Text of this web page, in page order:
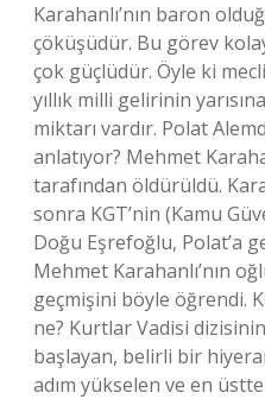
Karahanlı’nın baron
çöküşüdür. Bu görev
çok güçlüdür. Öyle ki
yıllık milli gelirinin
miktarı vardır. Polat
anlatıyor? Mehmet
tarafından öldürüldü.
sonra KGT’nin (Kamu
Doğu Eşrefoğlu, Polat’a
Mehmet Karahanlı’nın
geçmişini böyle öğrendi.
ne? Kurtlar Vadisi
başlayan, belirli bir
adım yükselen ve en